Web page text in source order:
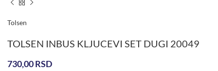
Tolsen
TOLSEN INBUS KLJUCEVI SET DUGI 20049
730,00RSD